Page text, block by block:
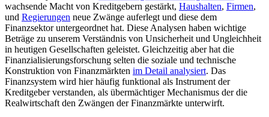
wachsende Macht von Kreditgebern gestärkt, Haushalten, Firmen,
und Regierungen neue Zwänge auferlegt und diese dem
Finanzsektor untergeordnet hat. Diese Analysen haben wichtige
Beträge zu unserem Verständnis von Unsicherheit und Ungleichheit
in heutigen Gesellschaften geleistet. Gleichzeitig aber hat die
Finanzialisierungsforschung selten die soziale und technische
Konstruktion von Finanzmärkten im Detail analysiert. Das
Finanzsystem wird hier häufig funktional als Instrument der
Kreditgeber verstanden, als übermächtiger Mechanismus der die
Realwirtschaft den Zwängen der Finanzmärkte unterwirft.